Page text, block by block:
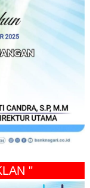
" IKLAN "